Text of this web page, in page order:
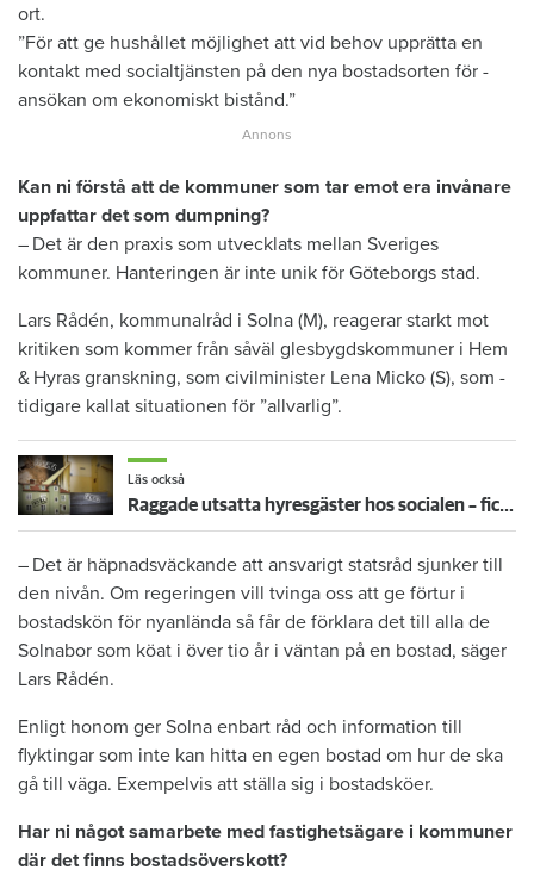
ort.
”För att ge hushållet möjlighet att vid behov upprätta en
kontakt med socialtjänsten på den nya bostadsorten för ­
ansökan om ekonomiskt bistånd.”
Kan ni förstå att de kommuner som tar emot era invånare
uppfattar det som dumpning?
– Det är den praxis som utvecklats mellan Sveriges
kommuner. Hanteringen är inte unik för Göteborgs stad.
Lars Rådén, kommunalråd i Solna (M), reagerar starkt mot
kritiken som kommer från såväl glesbygdskommuner i Hem
& Hyras granskning, som ­civilminister Lena Micko (S), som ­
tidigare kallat situationen för ”allvarlig”.
Läs också
Raggade utsatta hyresgäster hos socialen – fick napp i Göteborg
– Det är häpnadsväckande att ansvarigt statsråd sjunker till
den nivån. Om regeringen vill tvinga oss att ge förtur i
bostadskön för nyanlända så får de förklara det till alla de
Solnabor som köat i över tio år i väntan på en bostad, säger
Lars Rådén.
Enligt honom ger Solna enbart råd och information till
flyktingar som inte kan hitta en egen bostad om hur de ska
gå till väga. Exempelvis att ställa sig i bostadsköer.
Har ni något samarbete med fastighetsägare i kommuner
där det finns bostadsöverskott?